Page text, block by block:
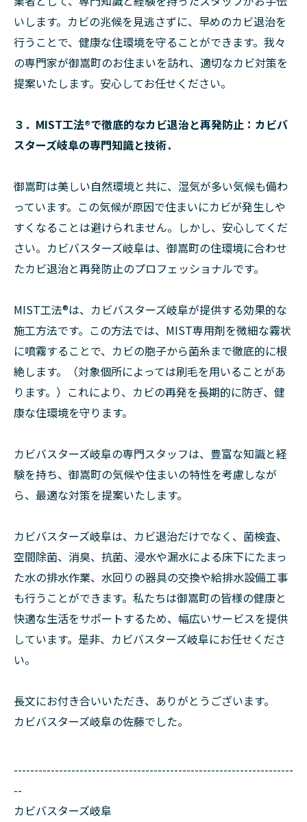
いします。カビの兆候を見逃さずに、早めのカビ退治を
行うことで、健康な住環境を守ることができます。我々
の専門家が御嵩町のお住まいを訪れ、適切なカビ対策を
提案いたします。安心してお任せください。
３．MIST工法®で徹底的なカビ退治と再発防止：カビバ
スターズ岐阜の専門知識と技術．
御嵩町は美しい自然環境と共に、湿気が多い気候も備わ
っています。この気候が原因で住まいにカビが発生しや
すくなることは避けられません。しかし、安心してくだ
さい。カビバスターズ岐阜は、御嵩町の住環境に合わせ
たカビ退治と再発防止のプロフェッショナルです。
MIST工法®は、カビバスターズ岐阜が提供する効果的な
施工方法です。この方法では、MIST専用剤を微細な霧状
に噴霧することで、カビの胞子から菌糸まで徹底的に根
絶します。（対象個所によっては刷毛を用いることがあ
ります。）これにより、カビの再発を長期的に防ぎ、健
康な住環境を守ります。
カビバスターズ岐阜の専門スタッフは、豊富な知識と経
験を持ち、御嵩町の気候や住まいの特性を考慮しなが
ら、最適な対策を提案いたします。
カビバスターズ岐阜は、カビ退治だけでなく、菌検査、
空間除菌、消臭、抗菌、浸水や漏水による床下にたまっ
た水の排水作業、水回りの器具の交換や給排水設備工事
も行うことができます。私たちは御嵩町の皆様の健康と
快適な生活をサポートするため、幅広いサービスを提供
しています。是非、カビバスターズ岐阜にお任せくださ
い。
長文にお付き合いいただき、ありがとうございます。
カビバスターズ岐阜の佐藤でした。
--------------------------------------------------------------------
--
カビバスターズ岐阜